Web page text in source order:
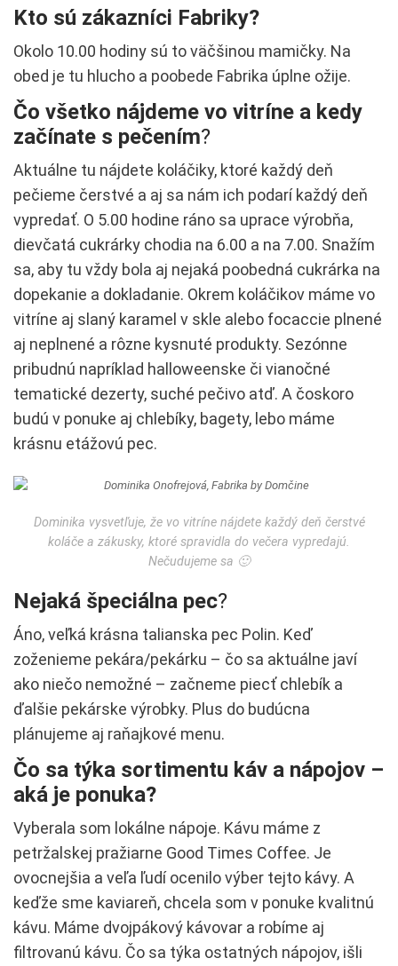
Kto sú zákazníci Fabriky?
Okolo 10.00 hodiny sú to väčšinou mamičky. Na
obed je tu hlucho a poobede Fabrika úplne ožije.
Čo všetko nájdeme vo vitríne a kedy
začínate s pečením?
Aktuálne tu nájdete koláčiky, ktoré každý deň
pečieme čerstvé a aj sa nám ich podarí každý deň
vypredať. O 5.00 hodine ráno sa uprace výrobňa,
dievčatá cukrárky chodia na 6.00 a na 7.00. Snažím
sa, aby tu vždy bola aj nejaká poobedná cukrárka na
dopekanie a dokladanie. Okrem koláčikov máme vo
vitríne aj slaný karamel v skle alebo focaccie plnené
aj neplnené a rôzne kysnuté produkty. Sezónne
pribudnú napríklad halloweenske či vianočné
tematické dezerty, suché pečivo atď. A čoskoro
budú v ponuke aj chlebíky, bagety, lebo máme
krásnu etážovú pec.
Dominika vysvetľuje, že vo vitríne nájdete každý deň čerstvé
koláče a zákusky, ktoré spravidla do večera vypredajú.
Nečudujeme sa 🙂
Nejaká špeciálna pec?
Áno, veľká krásna talianska pec Polin. Keď
zoženieme pekára/pekárku – čo sa aktuálne javí
ako niečo nemožné – začneme piecť chlebík a
ďalšie pekárske výrobky. Plus do budúcna
plánujeme aj raňajkové menu.
Čo sa týka sortimentu káv a nápojov –
aká je ponuka?
Vyberala som lokálne nápoje. Kávu máme z
petržalskej pražiarne Good Times Coffee. Je
ovocnejšia a veľa ľudí ocenilo výber tejto kávy. A
keďže sme kaviareň, chcela som v ponuke kvalitnú
kávu. Máme dvojpákový kávovar a robíme aj
filtrovanú kávu. Čo sa týka ostatných nápojov, išli